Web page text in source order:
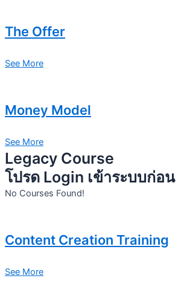
The Offer
See More
Money Model
See More
Legacy Course
โปรด Login เข้าระบบก่อน
No Courses Found!
Content Creation Training
See More